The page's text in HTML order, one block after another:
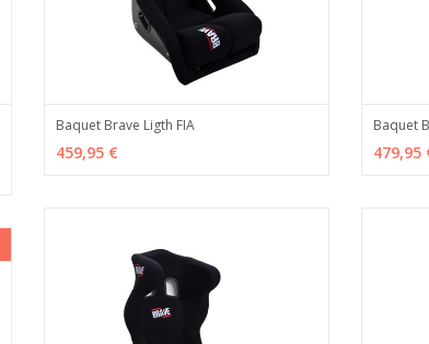
AÑADIR
Baquet Brave Ligth FIA
459,95 €
Baquet
479,95